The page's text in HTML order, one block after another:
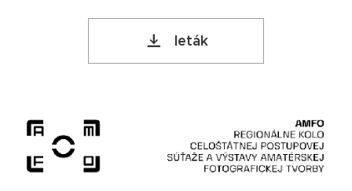
leták